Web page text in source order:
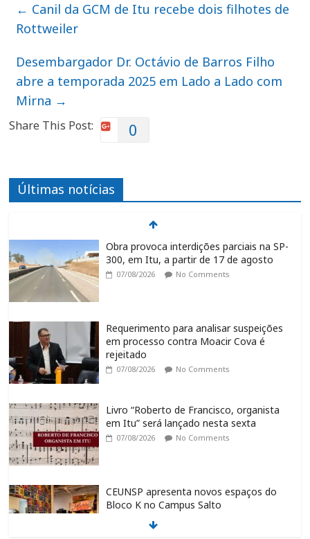
← Canil da GCM de Itu recebe dois filhotes de
Rottweiler
Desembargador Dr. Octávio de Barros Filho
abre a temporada 2025 em Lado a Lado com
Mirna →
Share This Post: 0
Últimas notícias
Obra provoca interdições parciais na SP-
300, em Itu, a partir de 17 de agosto
07/08/2026 No Comments
Requerimento para analisar suspeições
em processo contra Moacir Cova é
rejeitado
07/08/2026 No Comments
Livro “Roberto de Francisco, organista
em Itu” será lançado nesta sexta
07/08/2026 No Comments
CEUNSP apresenta novos espaços do
Bloco K no Campus Salto
07/08/2026